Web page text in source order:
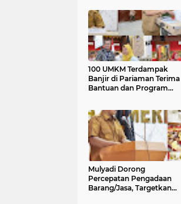
100 UMKM Terdampak
Banjir di Pariaman Terima
Bantuan dan Program
Mulyadi Dorong
Percepatan Pengadaan
Barang/Jasa, Targetkan